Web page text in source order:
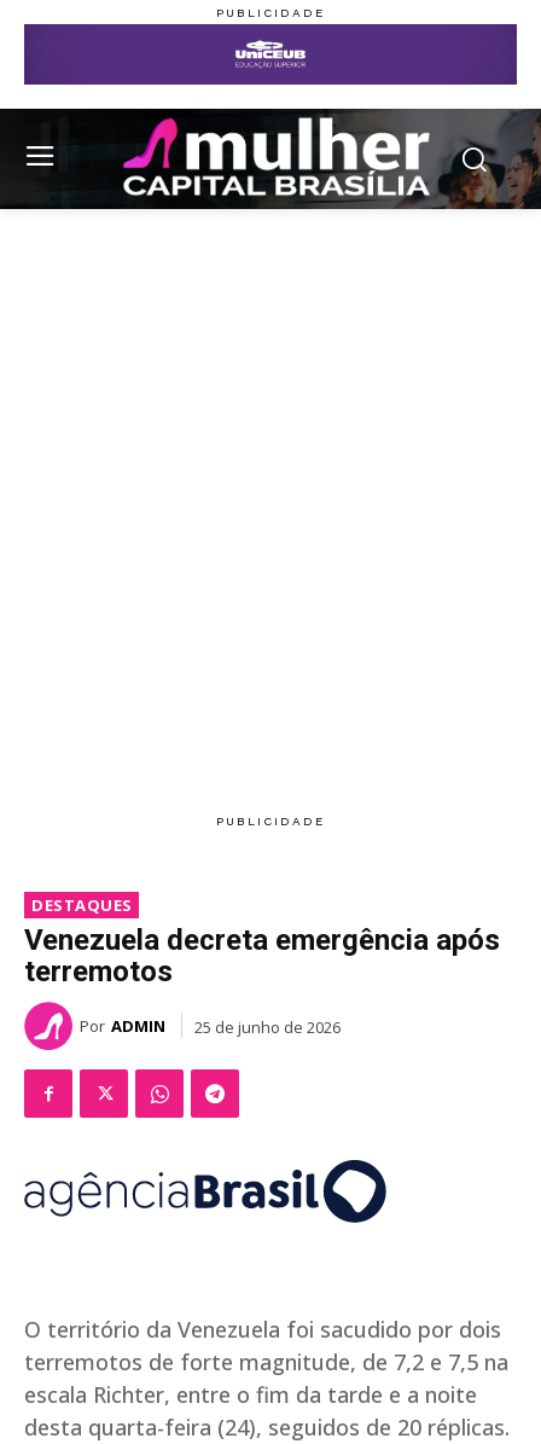
DESTAQUES
Venezuela decreta emergência após
terremotos
Por ADMIN 25 de junho de 2026
O território da Venezuela foi sacudido por dois
terremotos de forte magnitude, de 7,2 e 7,5 na
escala Richter, entre o fim da tarde e a noite
desta quarta-feira (24), seguidos de 20 réplicas.